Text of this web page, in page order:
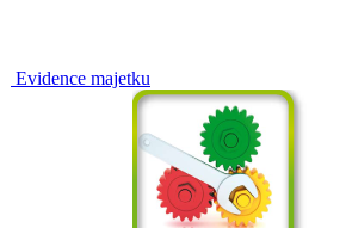
Evidence majetku